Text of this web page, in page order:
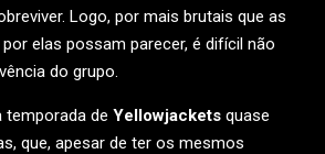
Logo, por mais brutais que as
elas possam parecer, é difícil não
do grupo.
temporada de Yellowjackets quase
que, apesar de ter os mesmos